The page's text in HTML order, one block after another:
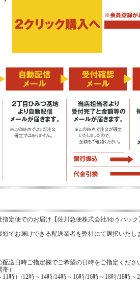
定便でのお届け【佐川急便株式会社/ゆうパック
短でお届けできる配送業者を弊社にて選択いたし
配送日時ご指定欄でご希望の日時をご指定くださ
）
11時）/12時～14時/14時～16時/16時～18時/18時～